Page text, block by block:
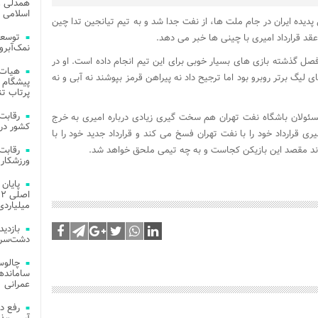
ایران در جام ملت ها، از نفت جدا شد و به تیم تیانجین تدا چین
قرارداد امیری با چینی ها خبر می دهد.
بازی های بسیار خوبی برای این تیم انجام داده است. او در
برتر روبرو بود اما ترجیح داد نه پیراهن قرمز بپوشند نه آبی و نه
باشگاه نفت تهران هم سخت گیری زیادی درباره امیری به خرج
قرارداد خود را با نفت تهران فسخ می کند و قرارداد جدید خود را با
مقصد این بازیکن کجاست و به چه تیمی ملحق خواهد شد.
همدلی
پرتاب
کشور
دشت‌سر
عمرانی
رفع